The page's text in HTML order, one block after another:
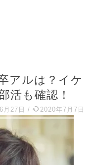
アルは？イケ
活も確認！
月27日 / 2020年7月7日